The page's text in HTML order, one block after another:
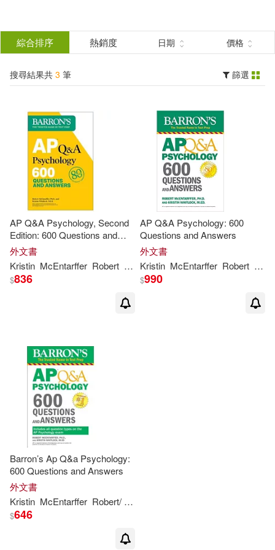
結
分類 (單選)
所有商品(3) 圖書(3)
作者 (可複選)
Kristin(3) McEntarffer(3)
Robert(2) Whitlock(2)
Robert/ Whitlock(1)
Ingram(2)
Simon & Schuster, Inc.(1)
配送方式 (可複選)
可超商取貨(3)
綜合排序 熱銷度 日期 價格
搜尋結果共 3 筆 篩選
AP Q&A Psychology, Second
Edition: 600 Questions and
Answers
外文書
Kristin McEntarffer Robert Whitlock
$836
AP Q&A Psychology: 600
Questions and Answers
外文書
Kristin McEntarffer Robert
$990
Barron’s Ap Q&a Psychology:
600 Questions and Answers
外文書
Kristin McEntarffer Robert/ Whitlock
$646